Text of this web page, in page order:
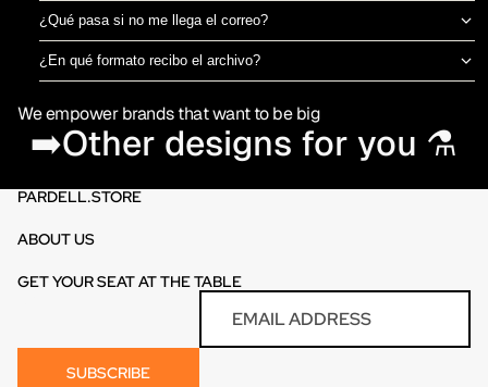
Puedes usarlo para camisetas propias o para vender productos
físicos ya impresos. No está permitido revender o redistribuir el
archivo digital en sí.
¿Qué pasa si no me llega el correo?
Revisa spam o promociones primero. Si aún así no aparece en 30
minutos, escríbenos por el chat de la tienda y te lo reenviamos al
¿En qué formato recibo el archivo?
directamente en DTF o sublimación.
We empower brands that want to be big
➡️Other designs for you ⚗️
PARDELL.STORE
ABOUT US
GET YOUR SEAT AT THE TABLE
SUBSCRIBE
Refund policy
Terms of service